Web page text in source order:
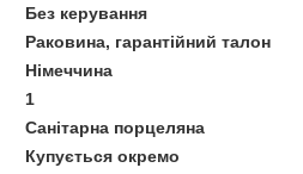
Без керування
Раковина, гарантійний талон
Німеччина
1
Санітарна порцеляна
Купується окремо